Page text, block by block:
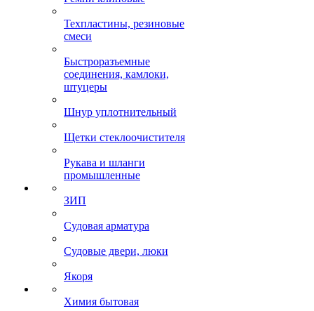
Техпластины, резиновые
смеси
Быстроразъемные
соединения, камлоки,
штуцеры
Шнур уплотнительный
Щетки стеклоочистителя
Рукава и шланги
промышленные
ЗИП
Судовая арматура
Судовые двери, люки
Якоря
Химия бытовая